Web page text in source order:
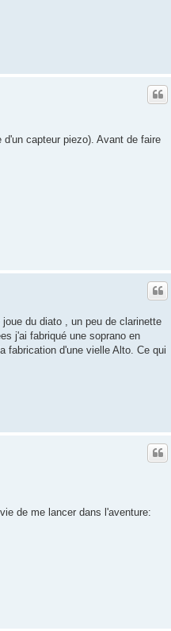
capteur piezo). Avant de faire
du diato , un peu de clarinette
j'ai fabriqué une soprano en
fabrication d'une vielle Alto. Ce qui
de me lancer dans l'aventure: